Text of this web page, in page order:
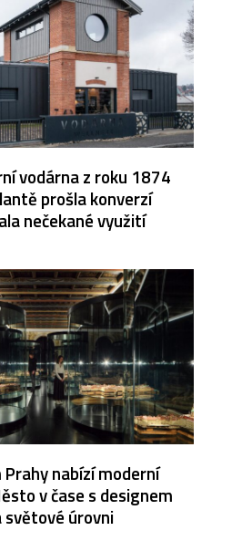
vodárna z roku 1874
prošla konverzí
nečekané využití
nabízí moderní
v čase s designem
světové úrovni